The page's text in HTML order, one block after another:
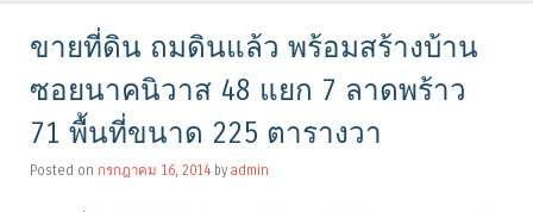
ขายที่ดิน ถมดินแล้ว พร้อมสร้างบ้าน
ซอยนาคนิวาส 48 แยก 7 ลาดพร้าว
71 พื้นที่ขนาด 225 ตารางวา
Posted on กรกฎาคม 16, 2014 by admin